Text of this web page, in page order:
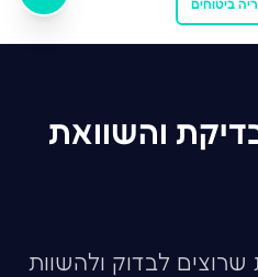
ביטוחים
והשוואת
לבדוק ולהשוות